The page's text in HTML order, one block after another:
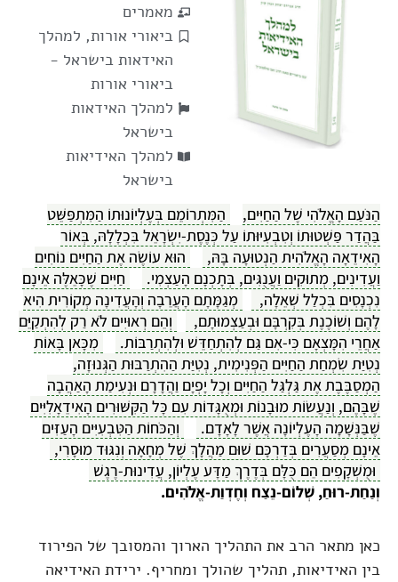
מאמרים
ביאורי אורות,למהלך
האידאות בישראל -
ביאורי אורות
למהלך האידאות
בישראל
למהלך האידיאות
בישראל
הַנֹּעַם הָאֱלֹהִי שֶׁל הַחַיִּים,
הַמִּתְרוֹמֵם בְּעֶלְיוֹנוּתוֹ הַמִּתְפַּשֵּׁט
בַּהֲדַר פַּשְׁטוּתוֹ וְטִבְעִיּוּתוֹ עַל כְּנֶסֶת-יִשְׂרָאֵל בִּכְלָלָהּ, בְּאוֹר
הָאִידֵאָה הָאֱלֹהִית הַנְטוּעָה בָּהּ,
הוּא עוֹשֶׂה אֶת הַחַיִּים נוֹחִים
וַעֲדִינִים, מְתוּקִים וַעֲנֻגִּים, בְּתָכְנָם הָעַצְמִי.
חַיִּים שֶׁכָּאֵלֶּה אֵינָם
נִכְנָסִים בִּכְלַל שְׁאֵלָה,
מְגַמָּתָם הָעֲרֵבָה וְהָעֲדִינָה מְקוֹרִית הִיא
לָהֶם וְשׁוֹכֶנֶת בְּקִרְבָּם וּבְעַצְמוּתָם,
וְהֵם רְאוּיִים לֹא רַק לְהִתְקַיֵּם
אַחֲרֵי הִמָּצְאָם כִּי-אִם גַּם לְהִתְחַדֵּשׁ וּלְהִתְרַבּוֹת.
מִכָּאן בָּאוֹת
נְטִיַּת שִׂמְחַת הַחַיִּים הַפְּנִימִית, נְטִיַּת הַהִתְרַבּוּת הַגְּנוּזָה,
הַמְסַבֶּבֶת אֶת גַּלְגַּל הַחַיִּים וְכָל יָפְיָם וַהֲדָרָם וּנְעִימַת הָאַהֲבָה
שֶׁבָּהֶם, וְנַעֲשׂוֹת מוּבָנוֹת וּמְאֻגָּדוֹת עִם כָּל הַקִּשּׁוּרִים הָאִידֵאָלִיִּים
שֶׁבַּנְּשָׁמָה הָעֶלְיוֹנָה אֲשֶׁר לָאָדָם.
וְהַכֹּחוֹת הַטִּבְעִיִּים הָעַזִּים
אֵינָם מְסַעֲרִים בְּדַרְכָּם שׁוּם מַהֲלָךְ שֶׁל מְחָאָה וְנִגּוּד מוּסָרִי,
וּמֻשְׁקָפִים הֵם כֻּלָּם בְּדֶרֶךְ מַדָּע עֶלְיוֹן, עֲדִינוּת-רֶגֶשׁ
וְנַחַת-רוּחַ, שְׁלוֹם-נֵצַח וְחֶדְוַת-אֱלֹהִים.
כאן מתאר הרב את התהליך הארוך והמסובך של הפירוד
בין האידיאות, תהליך שהולך ומחריף. ירידת האידיאה